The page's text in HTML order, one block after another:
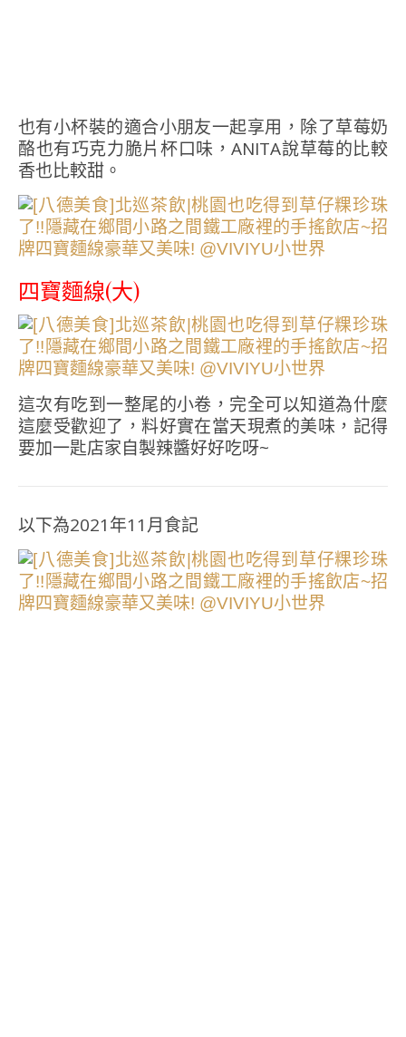
也有小杯裝的適合小朋友一起享用，除了草莓奶
酪也有巧克力脆片杯口味，ANITA說草莓的比較
香也比較甜。
四寶麵線(大)
這次有吃到一整尾的小卷，完全可以知道為什麼
這麼受歡迎了，料好實在當天現煮的美味，記得
要加一匙店家自製辣醬好好吃呀~
以下為2021年11月食記